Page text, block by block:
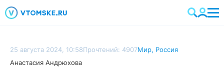
25 августа 2024, 10:58Прочтений: 4907Мир, Россия
Анастасия Андрюхова